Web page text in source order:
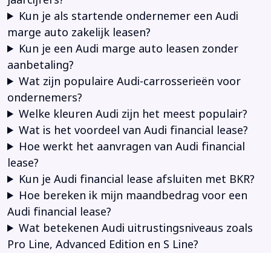
Kun je als startende ondernemer een Audi
marge auto zakelijk leasen?
Kun je een Audi marge auto leasen zonder
aanbetaling?
Wat zijn populaire Audi-carrosserieën voor
ondernemers?
Welke kleuren Audi zijn het meest populair?
Wat is het voordeel van Audi financial lease?
Hoe werkt het aanvragen van Audi financial
lease?
Kun je Audi financial lease afsluiten met BKR?
Hoe bereken ik mijn maandbedrag voor een
Audi financial lease?
Wat betekenen Audi uitrustingsniveaus zoals
Pro Line, Advanced Edition en S Line?